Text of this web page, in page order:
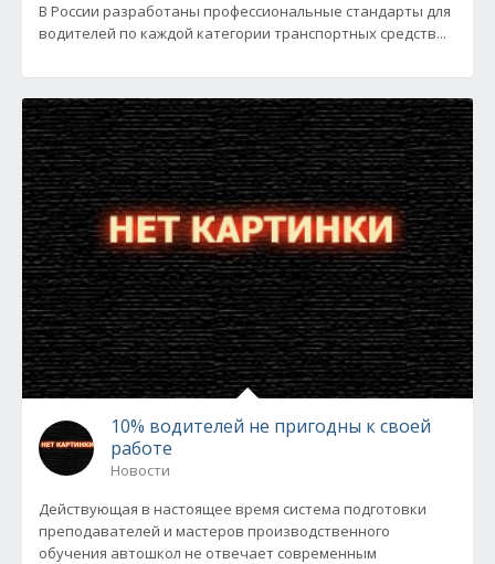
В России разработаны профессиональные стандарты для
водителей по каждой категории транспортных средств...
10% водителей не пригодны к своей
работе
Новости
Действующая в настоящее время система подготовки
преподавателей и мастеров производственного
обучения автошкол не отвечает современным